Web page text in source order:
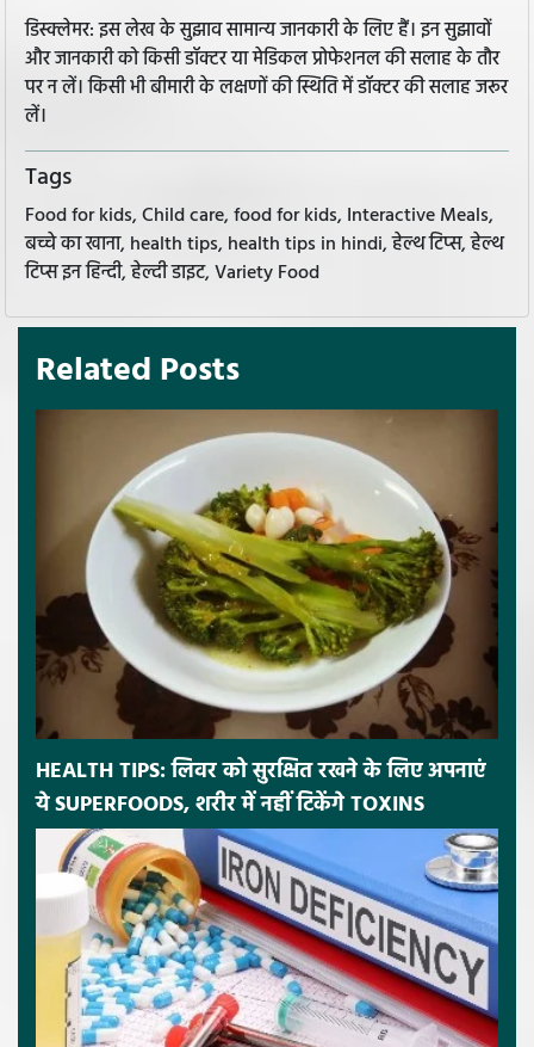
डिस्क्लेमर: इस लेख के सुझाव सामान्य जानकारी के लिए हैं। इन सुझावों
और जानकारी को किसी डॉक्टर या मेडिकल प्रोफेशनल की सलाह के तौर
पर न लें। किसी भी बीमारी के लक्षणों की स्थिति में डॉक्टर की सलाह जरूर
लें।
Tags
Food for kids, Child care, food for kids, Interactive Meals,
बच्चे का खाना, health tips, health tips in hindi, हेल्थ टिप्स, हेल्थ
टिप्स इन हिन्दी, हेल्दी डाइट, Variety Food
Related Posts
HEALTH TIPS: लिवर को सुरक्षित रखने के लिए अपनाएं
ये SUPERFOODS, शरीर में नहीं टिकेंगे TOXINS